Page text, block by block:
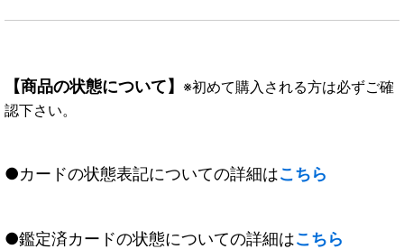
【商品の状態について】 ※初めて購入される方は必ずご確
認下さい。
●カードの状態表記についての詳細はこちら
●鑑定済カードの状態についての詳細はこちら